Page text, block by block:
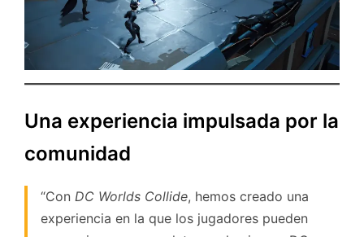
Una experiencia impulsada por la
comunidad
“Con DC Worlds Collide, hemos creado una
experiencia en la que los jugadores pueden